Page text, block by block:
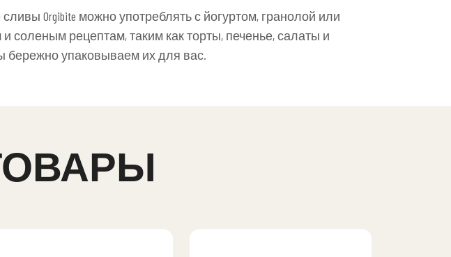
Orgibite можно употреблять с йогуртом, гранолой или
соленым рецептам, таким как торты, печенье, салаты и
бережно упаковываем их для вас.